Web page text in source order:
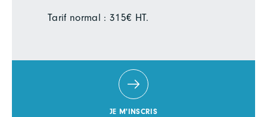
Tarif normal : 315€ HT.
JE M'INSCRIS